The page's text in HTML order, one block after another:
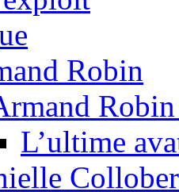
Robin
L’ultime